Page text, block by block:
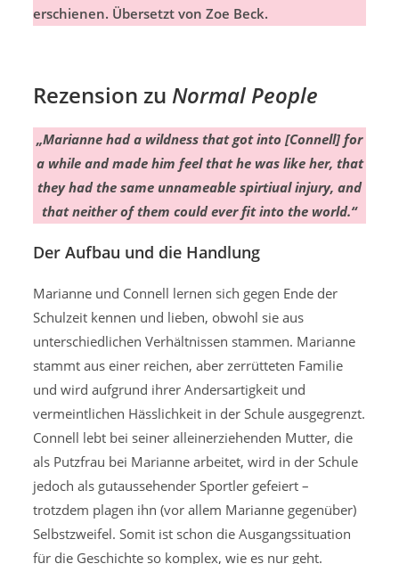
erschienen. Übersetzt von Zoe Beck.
Rezension zu Normal People
„Marianne had a wildness that got into [Connell] for
a while and made him feel that he was like her, that
they had the same unnameable spirtiual injury, and
that neither of them could ever fit into the world.“
Der Aufbau und die Handlung
Marianne und Connell lernen sich gegen Ende der
Schulzeit kennen und lieben, obwohl sie aus
unterschiedlichen Verhältnissen stammen. Marianne
stammt aus einer reichen, aber zerrütteten Familie
und wird aufgrund ihrer Andersartigkeit und
vermeintlichen Hässlichkeit in der Schule ausgegrenzt.
Connell lebt bei seiner alleinerziehenden Mutter, die
als Putzfrau bei Marianne arbeitet, wird in der Schule
jedoch als gutaussehender Sportler gefeiert –
trotzdem plagen ihn (vor allem Marianne gegenüber)
Selbstzweifel. Somit ist schon die Ausgangssituation
für die Geschichte so komplex, wie es nur geht.